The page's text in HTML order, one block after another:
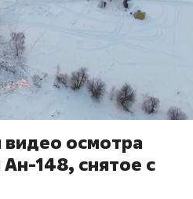
видео осмотра
148, снятое с